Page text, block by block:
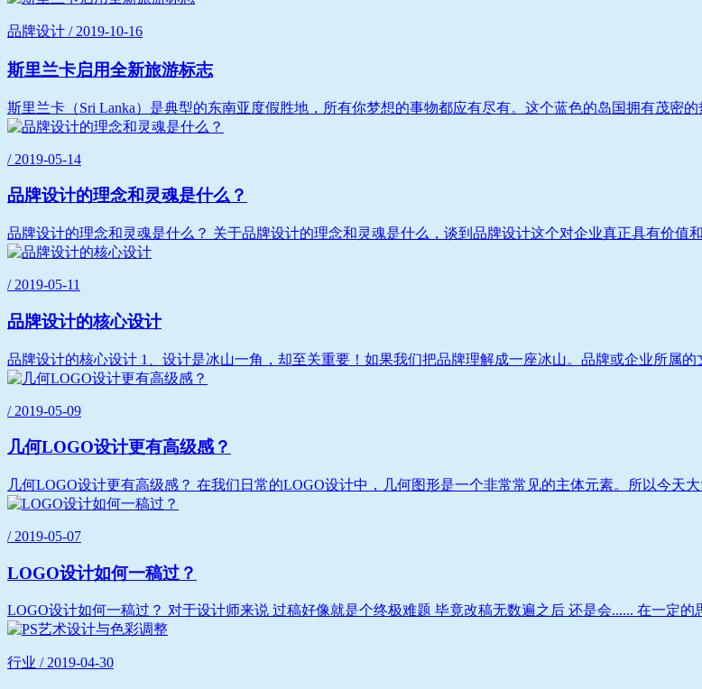
品牌设计 / 2019-10-16
斯里兰卡启用全新旅游标志
斯里兰卡（Sri Lanka）是典型的东南亚度假胜地，所有你梦想的事物都应有尽有。这个蓝色的岛国拥有茂密
/ 2019-05-14
品牌设计的理念和灵魂是什么？
品牌设计的理念和灵魂是什么？ 关于品牌设计的理念和灵魂是什么，谈到品牌设计这个对企业真正具有价值
/ 2019-05-11
品牌设计的核心设计
品牌设计的核心设计 1、设计是冰山一角，却至关重要！如果我们把品牌理解成一座冰山。品牌或企业所属
/ 2019-05-09
几何LOGO设计更有高级感？
几何LOGO设计更有高级感？ 在我们日常的LOGO设计中，几何图形是一个非常常见的主体元素。所以今天
/ 2019-05-07
LOGO设计如何一稿过？
LOGO设计如何一稿过？ 对于设计师来说 过稿好像就是个终极难题 毕竟改稿无数遍之后 还是会...... 在一定的
行业 / 2019-04-30